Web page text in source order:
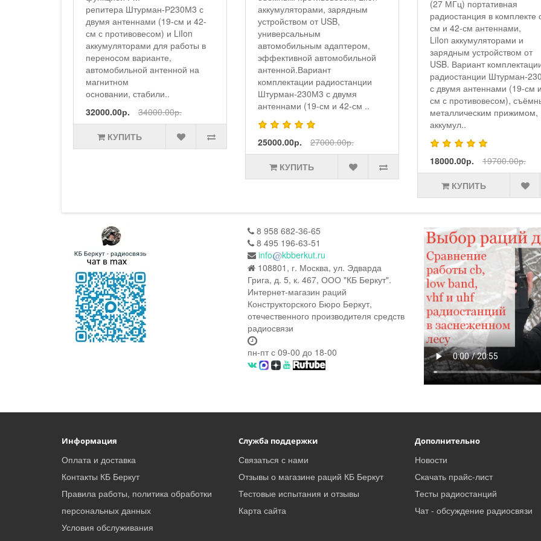
аккумуляторами, зарядным
устройством от USB,
универсальным
автомобильным адаптером,
эффективной автомобильной
антенной.Вариант
комплектации радиостанции
Штурман-230М3 с двумя
25000.00р. 27000.00р.
(27 МГц) портативная
радиостанция в комплекте с 19-
см и 42-см антеннами,
LiIon аккумуляторами и
зарядным устройством от
USB. Вариант комплектации
радиостанции Штурман-230М3
с двумя антеннами (19-см и 42-
см с противовесом), съёмным
металлическим прижимом,
аккумул..
19700.00р.
функцией FM репитера
Р230М3 с двумя
(19-см и 42-см с
и аккумуляторами (8 шт.
10440) для работы в
варианте, стационарной
(базовой) антенной (д..
42000.00р.
44500.00р.
КУПИТЬ
8 958 682-36-65
8 495 196-63-51
info
kbberkut.ru
108801, г. Москва, ул. Эдварда
Грига, д. 5, к. 467, ООО "КБ Беркут".
Интернет-магазин раций
Конструкторского Бюро Беркут,
отечественного производителя средств
радиосвязи
пн-пт с 09-00 до 18-00
Информация
Оплата и доставка
Контакты КБ Беркут
Правила работы, политика обработки
персональных данных
Условия обслуживания
Служба поддержки
Связаться с нами
Отзывы о магазине раций КБ Беркут
Тестовые испытания и отзывы
Карта сайта
Дополнительно
Новости
Скачать прайс-лист
Тесты радиостанций
Чат - обсуждение радиосвязи